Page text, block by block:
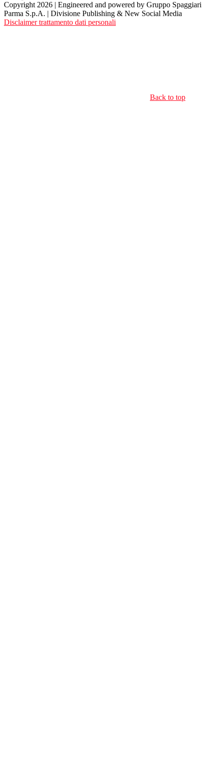
Copyright 2026 | Engineered and powered by Gruppo Spaggiari
Parma S.p.A. | Divisione Publishing & New Social Media
Disclaimer trattamento dati personali
Back to top